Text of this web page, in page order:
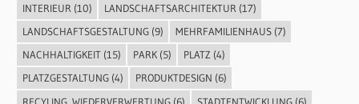
INTERIEUR (10) LANDSCHAFTSARCHITEKTUR (17)
LANDSCHAFTSGESTALTUNG(9) MEHRFAMILIENHAUS(7)
NACHHALTIGKEIT(15) PARK(5) PLATZ(4)
PLATZGESTALTUNG(4) PRODUKTDESIGN (6)
RECYLING, WIEDERVERWERTUNG(6) STADTENTWICKLUNG(6)